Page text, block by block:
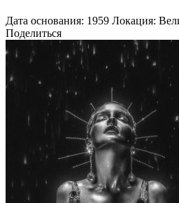
Дата основания: 1959 Локация:
Поделиться